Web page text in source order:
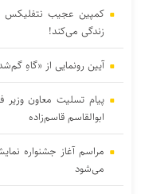
زندگی می‌کند!
آیین رونمایی از «گاهِ
پیام تسلیت معاون
ابوالقاسم قاسم‌زاده
مراسم آغاز جشنواره
می‌شود